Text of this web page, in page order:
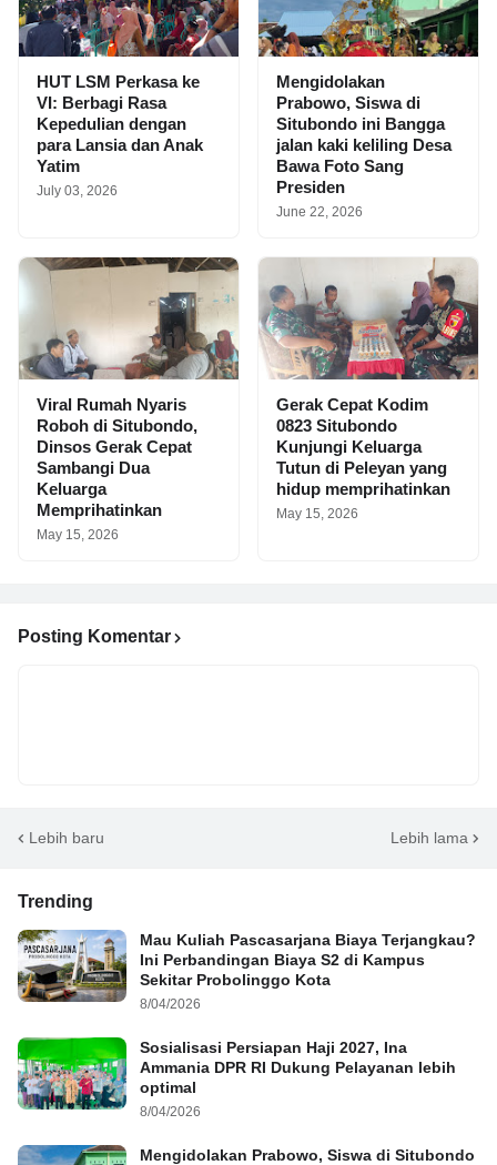
HUT LSM Perkasa ke
VI: Berbagi Rasa
Kepedulian dengan
para Lansia dan Anak
Yatim
July 03, 2026
Mengidolakan
Prabowo, Siswa di
Situbondo ini Bangga
jalan kaki keliling Desa
Bawa Foto Sang
Presiden
June 22, 2026
Viral Rumah Nyaris
Roboh di Situbondo,
Dinsos Gerak Cepat
Sambangi Dua
Keluarga
Memprihatinkan
May 15, 2026
Gerak Cepat Kodim
0823 Situbondo
Kunjungi Keluarga
Tutun di Peleyan yang
hidup memprihatinkan
May 15, 2026
Posting Komentar
Lebih baru Lebih lama
Trending
Mau Kuliah Pascasarjana Biaya Terjangkau?
Ini Perbandingan Biaya S2 di Kampus
Sekitar Probolinggo Kota
8/04/2026
Sosialisasi Persiapan Haji 2027, Ina
Ammania DPR RI Dukung Pelayanan lebih
optimal
8/04/2026
Mengidolakan Prabowo, Siswa di Situbondo